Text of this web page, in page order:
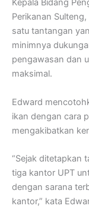
Kepala Bidang
Perikanan
satu tantangan
minimnya
pengawasan dan
maksimal.
Edward
ikan dengan cara
mengakibatkan
“Sejak ditetapkan
tiga kantor UPT
dengan sarana
kantor,” kata